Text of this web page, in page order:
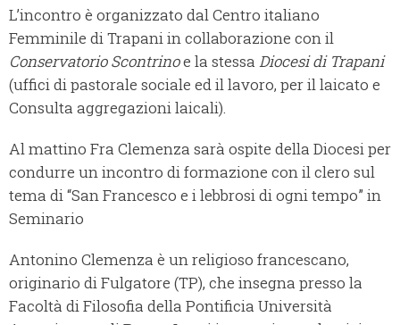
L’incontro è organizzato dal Centro italiano
Femminile di Trapani in collaborazione con il
Conservatorio Scontrinoe la stessa Diocesi di Trapani
(uffici di pastorale sociale ed il lavoro, per il laicato e
Consulta aggregazioni laicali).
Al mattino Fra Clemenza sarà ospite della Diocesi per
condurre un incontro di formazione con il clero sul
tema di “San Francesco e i lebbrosi di ogni tempo” in
Seminario
Antonino Clemenza è un religioso francescano,
originario di Fulgatore (TP), che insegna presso la
Facoltà di Filosofia della Pontificia Università